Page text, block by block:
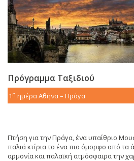
Πρόγραμμα Ταξιδιού
1 η ημέραΑθήνα – Πράγα
Πτήση για την Πράγα, ένα υπαίθριο
παλιά κτίρια το ένα πιο όμορφο από τα
αρμονία και παλαϊκή ατμόσφαιρα την